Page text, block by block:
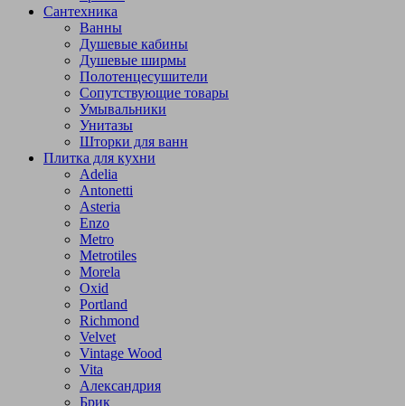
Сантехника
Ванны
Душевые кабины
Душевые ширмы
Полотенцесушители
Сопутствующие товары
Умывальники
Унитазы
Шторки для ванн
Плитка для кухни
Adelia
Antonetti
Asteria
Enzo
Metro
Metrotiles
Morela
Oxid
Portland
Richmond
Velvet
Vintage Wood
Vita
Александрия
Брик